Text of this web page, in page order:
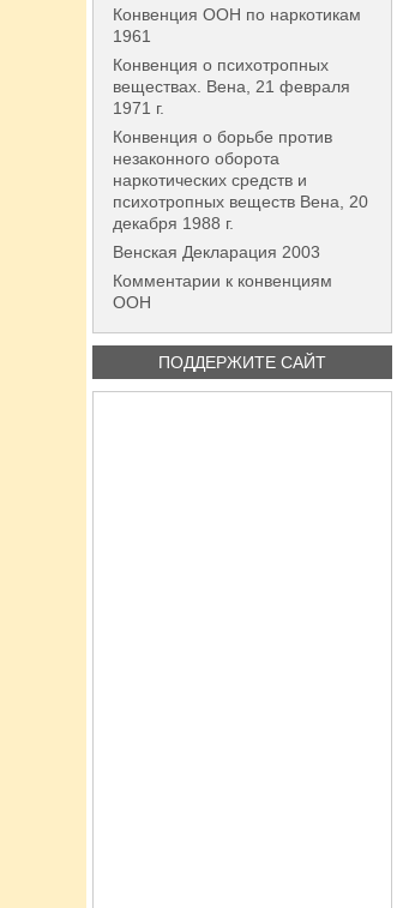
Конвенция ООН по наркотикам
1961
Конвенция о психотропных
веществах. Вена, 21 февраля
1971 г.
Конвенция о борьбе против
незаконного оборота
наркотических средств и
психотропных веществ Вена, 20
декабря 1988 г.
Венская Декларация 2003
Комментарии к конвенциям
ООН
ПОДДЕРЖИТЕ САЙТ